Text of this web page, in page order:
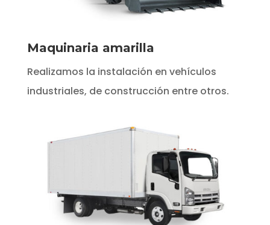
Maquinaria amarilla
Realizamos la instalación en vehículos
industriales, de construcción entre otros.